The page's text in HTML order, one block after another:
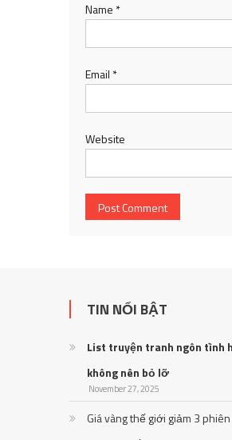
Name *
Email *
Website
TIN NỔI BẬT
List truyện tranh ngôn tình
không nên bỏ lỡ
November 27, 2025
Giá vàng thế giới giảm 3